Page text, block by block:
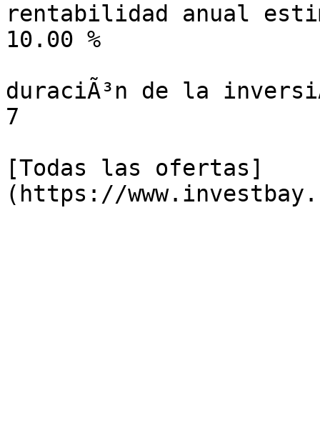
rentabilidad anual
10.00 %
duraciÃ³n de la
7
[Todas las ofertas]